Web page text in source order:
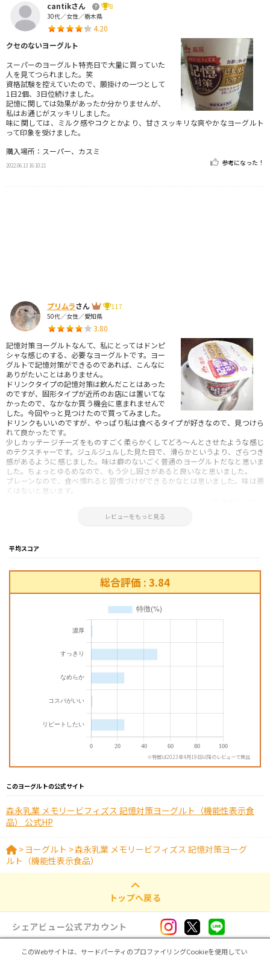
cantikさん
8
30代／女性／栃木県
4.20
クセのないヨーグルト
スーパーのヨーグルト特売日で大量に買っていた
人を見てつられました。笑
資格試験を控えていたので、願掛けの一つとして
1日2個、3日位続けました。
記憶に関しては効果があったか分かりませんが、
私はお通じがスッキリしました。
味に関しては、ミルク感やコクとかより、甘さスッキリな爽やかなヨーグルト
って印象を受けました。
購入場所：スーパー、カスミ
2022.06.13 16:10:21 参考になった！
プリムラさん
117
50代／女性／愛知県
3.80
記憶対策ヨーグルトなんて、私にとってはドンピ
シャな感じのする、必要なヨーグルトです。ヨー
グルトで記憶対策ができるのであれば、こんなに
ありがたいことはありません。
ドリンクタイプの記憶対策は飲んだことはあった
のですが、固形タイプが近所のお店には置いてな
かったので、なかなか買う機会に恵まれませんで
した。今回やっと見つけたので買ってみました。
ドリンクもいいのですが、やっぱり私は食べるタイプが好きなので、見つけら
れて良かったです。
少しカッテージチーズをものすごく柔らかくしてどろ～んとさせたような感じ
のテクスチャーです。ジュルジュルした見た目で、滑らかというより、ざらつき
感があるように感じました。味は癖のないごく普通のヨーグルトだなと思いま
した。ちょっとゆるめなので、もう少し固さがあると良いなと思いました。
プレーンなので、食べ慣れると習慣づけができるかなとは思いました。味は悪
くはないと思います。
レビューをもっと見る
平均スコア
総合評価 : 3.84
※特徴は2023年4月19日以降のレビューで算出
このヨーグルトの公式サイト
森永乳業 メモリービフィズス 記憶対策ヨーグルト（機能性表示食
品） 公式HP
> ヨーグルト >森永乳業 メモリービフィズス 記憶対策ヨーグ
ルト（機能性表示食品）
トップへ戻る
シェアビュー公式アカウント
このWebサイトは、サードパーティのプロファイリングCookieを使用してい